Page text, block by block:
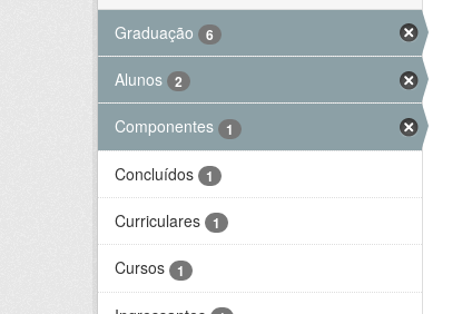
Graduação
6
Alunos 2
Componentes 1
Concluídos 1
Curriculares 1
Cursos 1